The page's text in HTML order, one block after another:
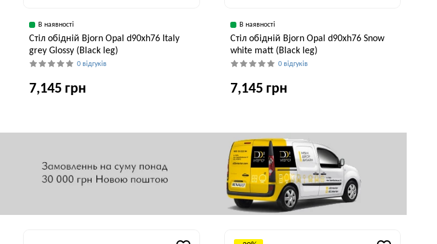
В наявності
Стіл обідній Bjorn Opal d90хh76 Italy
grey Glossy (Black leg)
0 відгуків
7,145 грн
Ширина, см Висота, см
В наявності
Стіл обідній Bjorn Opal d90хh76 Snow
white matt (Black leg)
0 відгуків
7,145 грн
Ширина, см
90 см
Висота, см